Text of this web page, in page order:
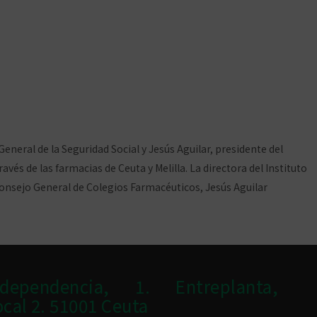
de la Seguridad Social y Jesús Aguilar, presidente del
de las farmacias de Ceuta y Melilla. La directora del Instituto
General de Colegios Farmacéuticos, Jesús Aguilar
1. Entreplanta,
2. 51001 Ceuta